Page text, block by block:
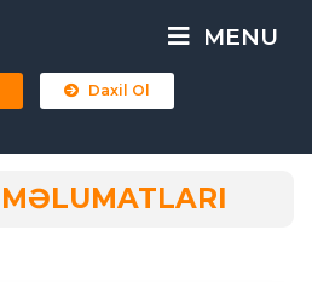
MENU
Daxil Ol